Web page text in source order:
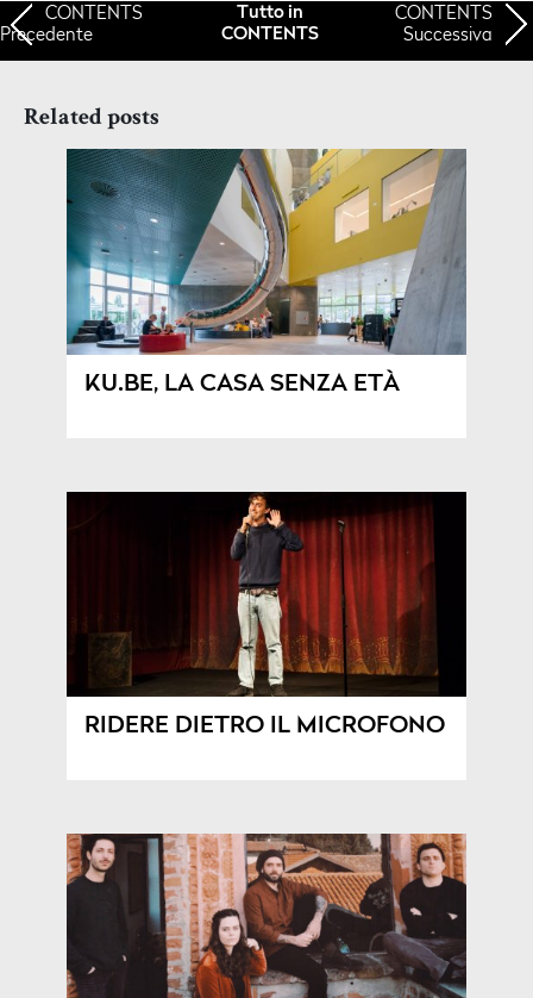
CONTENTS
Precedente
Tutto in
CONTENTS
CONTENTS
Successiva
Related posts
KU.BE, LA CASA SENZA ETÀ
RIDERE DIETRO IL MICROFONO